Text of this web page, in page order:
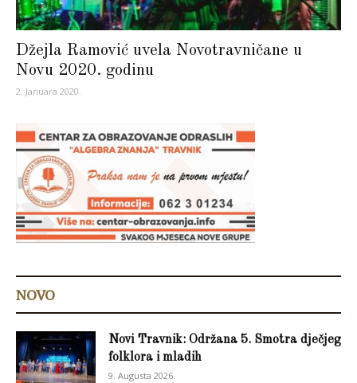
Džejla Ramović uvela Novotravničane u
Novu 2020. godinu
2. Januara 2020.
NOVO
Novi Travnik: Održana 5. Smotra dječjeg
folklora i mladih
9. Augusta 2026.